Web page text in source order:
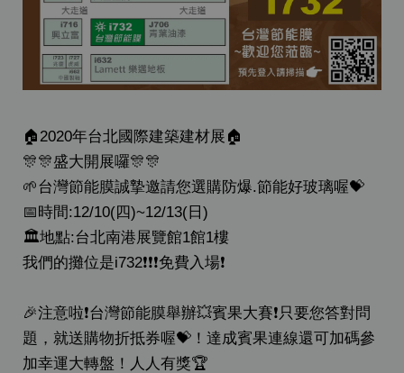
🏠2020年台北國際建築建材展🏠
🎊🎊盛大開展囉🎊🎊
🌱台灣節能膜誠摯邀請您選購防爆.節能好玻璃喔💝
📅時間:12/10(四)~12/13(日)
🏛地點:台北南港展覽館1館1樓
我們的攤位是i732❗❗❗免費入場❗
🎉注意啦❗台灣節能膜舉辦💥賓果大賽❗只要您答對問
題，就送購物折抵券喔💝！達成賓果連線還可加碼參
加幸運大轉盤！人人有獎🏆